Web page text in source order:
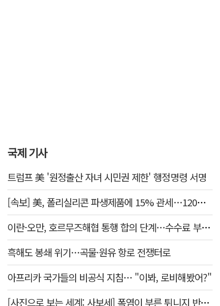
국제 기사
트럼프 美 '원정출산 자녀 시민권 제한' 행정명령 서명
[속보] 美, 폴리실리콘 파생제품에 15% 관세…120일 뒤 발효
이란-오만, 호르무즈해협 통행 합의 단계…수수료 부과되나
흑해도 봉쇄 위기…곡물·원유 항로 전쟁터로
아프리카 국가들의 비공식 지침… "이봐, 로비해봤어?"
[사진으로 보는 세계: 사보세] 폭염이 부른 튀니지 반정부 시위